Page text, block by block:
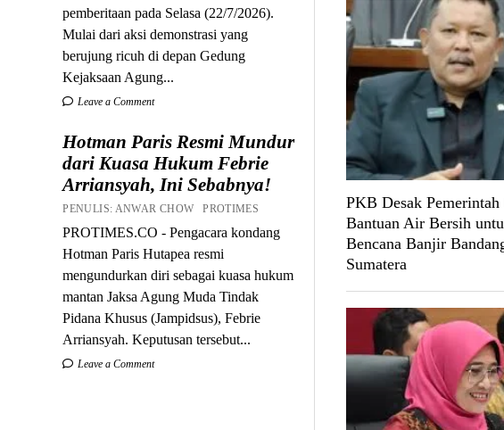
pemberitaan pada Selasa (22/7/2026).
Mulai dari aksi demonstrasi yang
berujung ricuh di depan Gedung
Kejaksaan Agung...
Leave a Comment
Hotman Paris Resmi Mundur
dari Kuasa Hukum Febrie
Arriansyah, Ini Sebabnya!
PENULIS: ANWAR CHOW PROTIMES
PROTIMES.CO - Pengacara kondang
Hotman Paris Hutapea resmi
mengundurkan diri sebagai kuasa hukum
mantan Jaksa Agung Muda Tindak
Pidana Khusus (Jampidsus), Febrie
Arriansyah. Keputusan tersebut...
Leave a Comment
PKB Desak Pemerintah
Bantuan Air Bersih
Bencana Banjir
Sumatera